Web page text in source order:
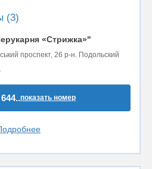
(3)
«Стрижка»"
проспект, 26 р-н. Подольский
показать номер